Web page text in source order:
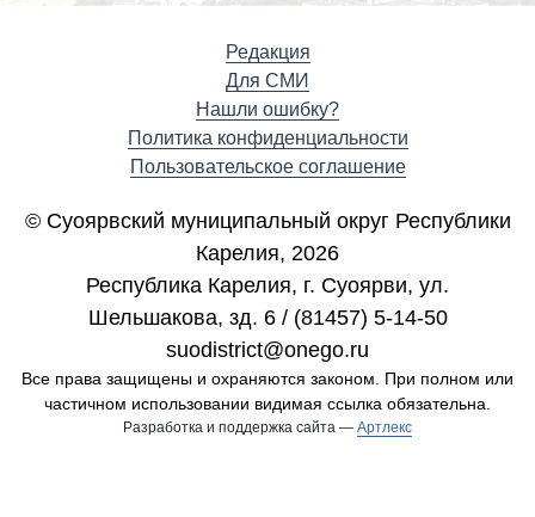
Редакция
Для СМИ
Нашли ошибку?
Политика конфиденциальности
Пользовательское соглашение
© Суоярвский муниципальный округ Республики
Карелия, 2026
Республика Карелия, г. Cуоярви, ул.
Шельшакова, зд. 6 / (81457) 5-14-50
suodistrict@onego.ru
Все права защищены и охраняются законом. При полном или
частичном использовании видимая ссылка обязательна.
Разработка и поддержка сайта — Артлекс